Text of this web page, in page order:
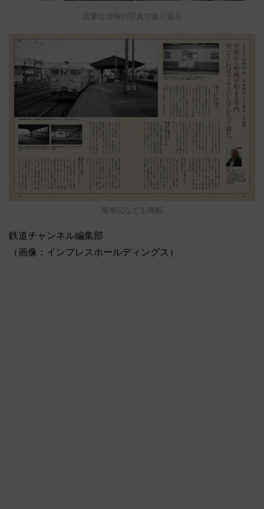
貴重な当時の写真で振り返る
乗車記なども掲載
鉄道チャンネル編集部
（画像：インプレスホールディングス）